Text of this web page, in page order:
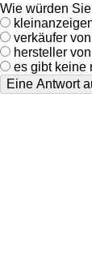
Wie würden
verkäufer
hersteller
es gibt keine
Eine Antwort